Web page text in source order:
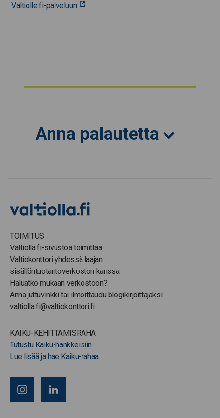
Valtiolle.fi-palveluun
Anna palautetta
TOIMITUS
Valtiolla.fi-sivustoa toimittaa
Valtiokonttori yhdessä laajan
sisällöntuotantoverkoston kanssa.
Haluatko mukaan verkostoon?
Anna juttuvinkki tai ilmoittaudu blogikirjoittajaksi:
valtiolla.fi@valtiokonttori.fi
KAIKU-KEHITTÄMISRAHA
Tutustu Kaiku-hankkeisiin
Lue lisää ja hae Kaiku-rahaa